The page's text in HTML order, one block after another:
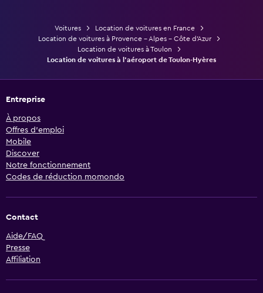
Voitures
Location de voitures en France
Location de voitures à Provence - Alpes - Côte d'Azur
Location de voitures à Toulon
Location de voitures à l'aéroport de Toulon-Hyères
Entreprise
À propos
Offres d’emploi
Mobile
Discover
Notre fonctionnement
Codes de réduction momondo
Contact
Aide/FAQ
Presse
Affiliation